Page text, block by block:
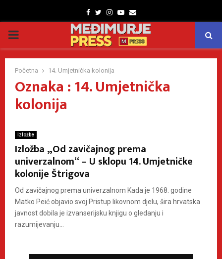
Facebook
TwitterInstagram
Youtube
Email
PRIMARY
MENU
Početna 14. Umjetnička kolonija
Oznaka : 14. Umjetnička
kolonija
Izložbe
Izložba „Od zavičajnog prema
univerzalnom“ – U sklopu 14. Umjetničke
kolonije Štrigova
Od zavičajnog prema univerzalnom Kada je 1968. godine
Matko Peić objavio svoj Pristup likovnom djelu, šira hrvatska
javnost dobila je izvanserijsku knjigu o gledanju i
razumijevanju...